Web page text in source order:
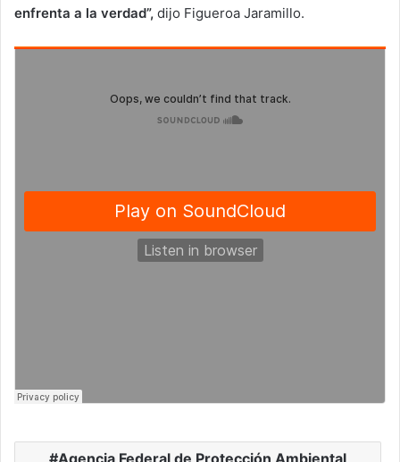
enfrenta a la verdad”, dijo Figueroa Jaramillo.
Agencia Federal de Protección Ambiental